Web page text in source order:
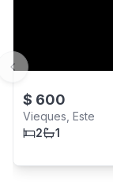
$ 600
Vieques, Este
2
1
Previous slide